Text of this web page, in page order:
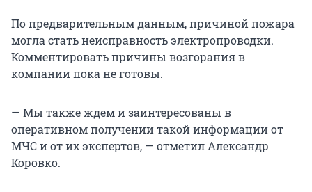
По предварительным данным, причиной пожара
могла стать неисправность электропроводки.
Комментировать причины возгорания в
компании пока не готовы.
— Мы также ждем и заинтересованы в
оперативном получении такой информации от
МЧС и от их экспертов, — отметил Александр
Коровко.